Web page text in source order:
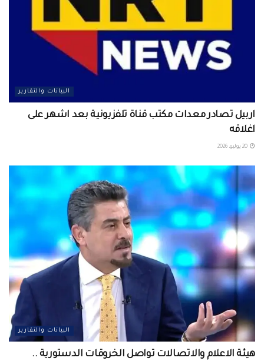
البيانات والتقارير
اربيل تصادر معدات مكتب قناة تلفزيونية بعد اشهر على
اغلاقه
البيانات والتقارير
هيئة الاعلام والاتصالات تواصل الخروقات الدستورية ..